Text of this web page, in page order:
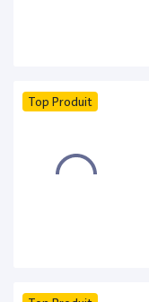
Top Produit